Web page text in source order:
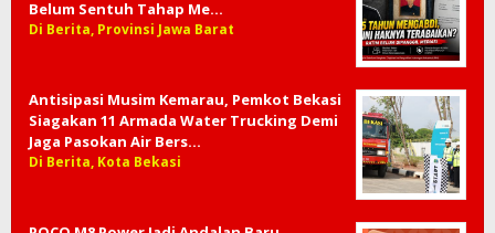
Belum Sentuh Tahap Me…
Di Berita, Provinsi Jawa Barat
Antisipasi Musim Kemarau, Pemkot Bekasi
Siagakan 11 Armada Water Trucking Demi
Jaga Pasokan Air Bers…
Di Berita, Kota Bekasi